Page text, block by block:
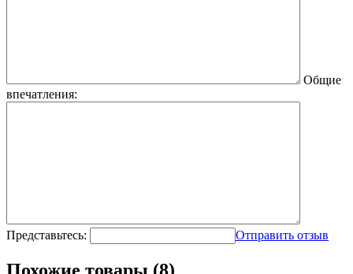
Общие
впечатления:
Представьтесь: Отправить отзыв